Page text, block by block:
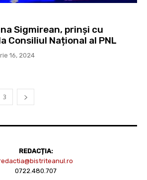
Sigmirean, prinși cu
Consiliul Național al PNL
16, 2024
3
REDACȚIA:
0722.480.707